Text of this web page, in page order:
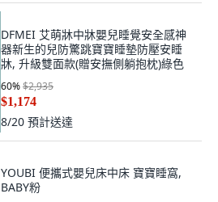
DFMEI 艾萌牀中牀嬰兒睡覺安全感神
器新生的兒防驚跳寶寶睡墊防壓安睡
牀, 升級雙面款(贈安撫側躺抱枕)綠色
60%$2,935
$1,174
8/20 預計送達
YOUBI 便攜式嬰兒床中床 寶寶睡窩,
BABY粉